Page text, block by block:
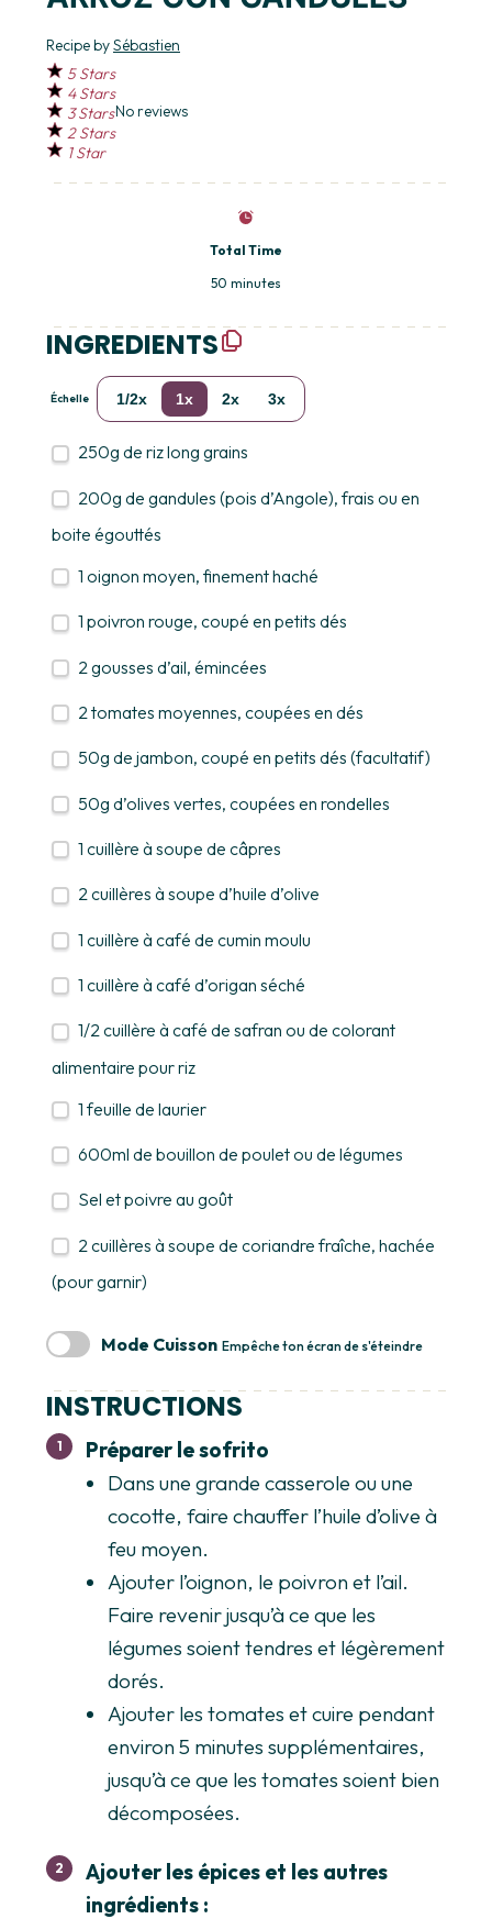
Recipe bySébastien
5 Stars
4 Stars
3 Stars
2 Stars
1 Star
No reviews
Total Time
50 minutes
INGREDIENTS
Échelle 1/2x 1x 2x 3x
250g de riz long grains
200g de gandules (pois d’Angole), frais ou en
boite égouttés
1 oignon moyen, finement haché
1 poivron rouge, coupé en petits dés
2 gousses d’ail, émincées
2tomates moyennes, coupées en dés
50g de jambon, coupé en petits dés (facultatif)
50g d’olives vertes, coupées en rondelles
1 cuillère à soupe de câpres
2cuillères à soupe d’huile d’olive
1 cuillère à café de cumin moulu
1 cuillère à café d’origan séché
1/2cuillère à café de safran ou de colorant
alimentaire pour riz
1 feuille de laurier
600ml de bouillon de poulet ou de légumes
Sel et poivre au goût
2 cuillères à soupe de coriandre fraîche, hachée
(pour garnir)
Mode Cuisson Empêche ton écran de s'éteindre
INSTRUCTIONS
Préparer le sofrito
Dans une grande casserole ou une
cocotte, faire chauffer l’huile d’olive à
feu moyen.
Ajouter l’oignon, le poivron et l’ail.
Faire revenir jusqu’à ce que les
légumes soient tendres et légèrement
dorés.
Ajouter les tomates et cuire pendant
environ 5 minutes supplémentaires,
jusqu’à ce que les tomates soient bien
décomposées.
Ajouter les épices et les autres
ingrédients :